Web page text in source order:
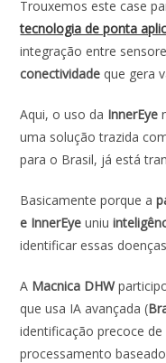
Trouxemos este case
tecnologia de ponta
integração entre
conectividade que gera
Aqui, o uso da InnerEye
uma solução trazida
para o Brasil, já está
Basicamente porque a
e InnerEye uniu
identificar essas
A Macnica DHW
que usa IA avançada (
identificação precoce
processamento